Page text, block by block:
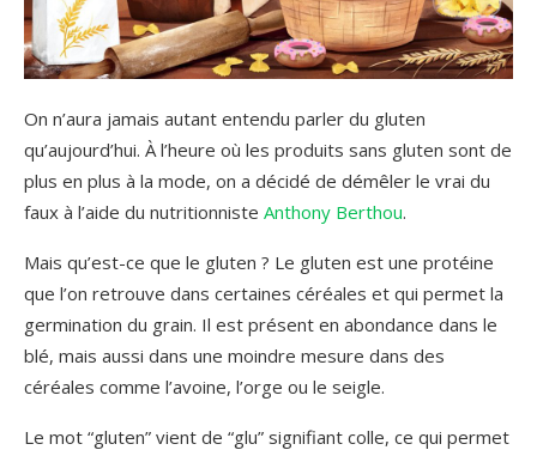
On n’aura jamais autant entendu parler du gluten
qu’aujourd’hui. À l’heure où les produits sans gluten sont de
plus en plus à la mode, on a décidé de démêler le vrai du
faux à l’aide du nutritionniste Anthony Berthou.
Mais qu’est-ce que le gluten ? Le gluten est une protéine
que l’on retrouve dans certaines céréales et qui permet la
germination du grain. Il est présent en abondance dans le
blé, mais aussi dans une moindre mesure dans des
céréales comme l’avoine, l’orge ou le seigle.
Le mot “gluten” vient de “glu” signifiant colle, ce qui permet